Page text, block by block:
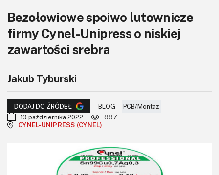
Kursy
DIY+
KITy AVT
Newsletter
Bezołowiowe spoiwo lutownicze
firmy Cynel-Unipress o niskiej
zawartości srebra
Jakub Tyburski
DODAJ DO ŹRÓDEŁ BLOG
PCB/Montaż
19 października 2022
887
CYNEL-UNIPRESS (CYNEL)